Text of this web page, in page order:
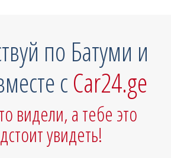
по Батуми и
сCar24.ge
видели, а тебе это
увидеть!